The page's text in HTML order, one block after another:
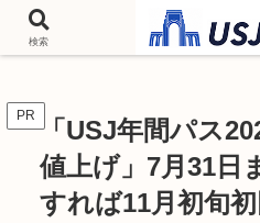
チケットやシーズンイベント ニンテン
バを歩いて情報
PR 「USJ年間パス
値上げ」7月31日
すれば11月初旬
検索